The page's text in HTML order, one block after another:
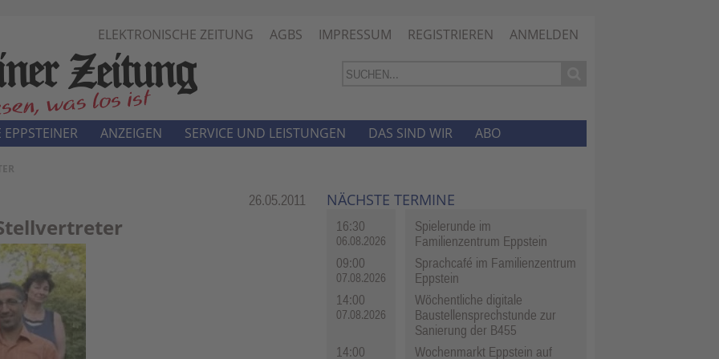
ELEKTRONISCHE ZEITUNG AGBS IMPRESSUM REGISTRIEREN ANMELDEN
Rubrik:
26.05.2011 NÄCHSTE TERMINE
16:30
06.08.2026
Spielerunde im
Familienzentrum Eppstein
09:00
07.08.2026
Sprachcafé im Familienzentrum
Eppstein
14:00
07.08.2026
Wöchentliche digitale
Baustellensprechstunde zur
Sanierung der B455
14:00
Wochenmarkt Eppstein auf
EPPSTEINER ANZEIGEN SERVICE UND LEISTUNGEN DAS SIND WIR ABO